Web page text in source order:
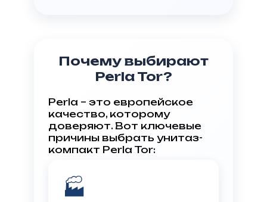
Почему выбирают
Perla Tor?
Perla – это европейское
качество, которому
доверяют. Вот ключевые
причины выбрать унитаз-
компакт Perla Tor:
🏭